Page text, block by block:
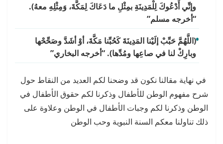
وإنِّي أَدْعُوكَ لِلْمَدِينَةِ بمِثْلِ ما دَعَاكَ لِمَكَّةَ، وَمِثْلِهِ معهُ).
“أخرجه مسلم”
(اللَّهُمَّ حَبِّبْ إلَيْنا المَدِينَةَ كَحُبِّنا مَكَّةَ، أوْ أشَدَّ وصَحِّحْها
وبارِكْ لنا في صاعِها ومُدِّها). “أخرجه البخاري”
في نهاية مقالنا نكون قد وضحنا لكم العديد من النقاط حول
شرح مفهوم الوطن للأطفال وذكرنا لكم حقوق الأطفال في
الوطن وذكرنا لكم وجبات الأطفال في الوطن وعلاوة على
ذلك تناولنا معكم السنة النبوية وحب الوطن